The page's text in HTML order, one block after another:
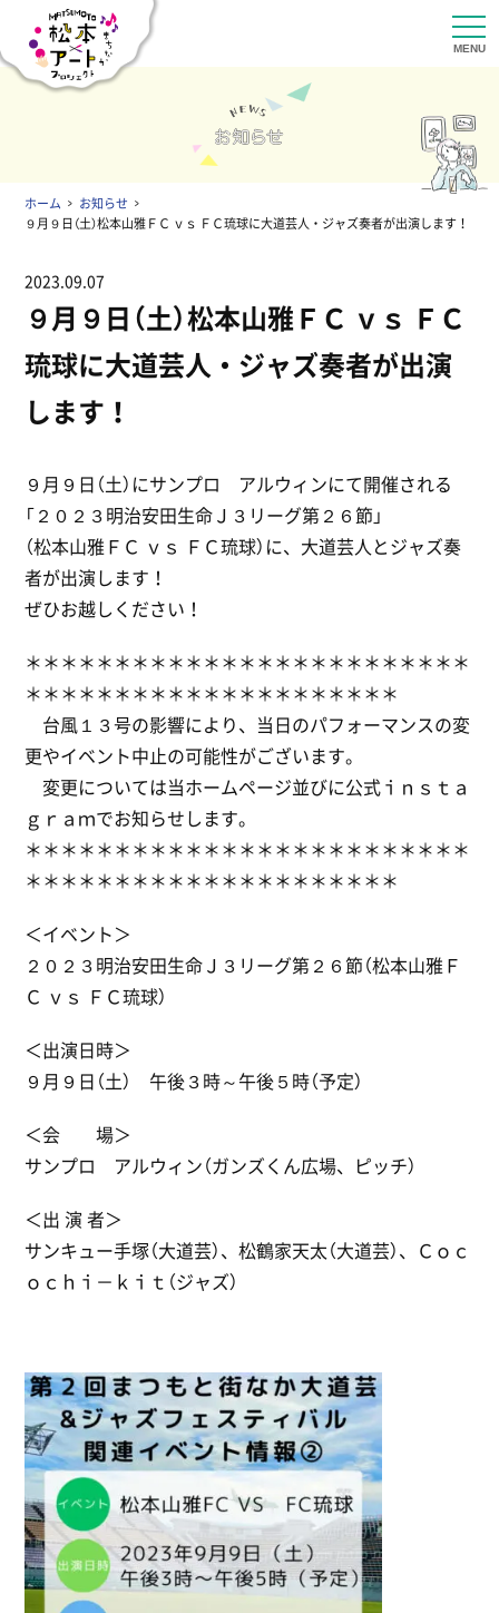
ホーム
お知らせ
９月９日（土）松本山雅ＦＣ ｖｓ ＦＣ琉球に大道芸人・ジャズ奏者が出演します！
2023.09.07
９月９日（土）松本山雅ＦＣ ｖｓ ＦＣ
琉球に大道芸人・ジャズ奏者が出演
します！
９月９日（土）にサンプロ アルウィンにて開催される
「２０２３明治安田生命Ｊ３リーグ第２６節」
（松本山雅ＦＣ ｖｓ ＦＣ琉球）に、大道芸人とジャズ奏
者が出演します！
ぜひお越しください！
＊＊＊＊＊＊＊＊＊＊＊＊＊＊＊＊＊＊＊＊＊＊＊＊＊
＊＊＊＊＊＊＊＊＊＊＊＊＊＊＊＊＊＊＊＊＊
台風１３号の影響により、当日のパフォーマンスの変
更やイベント中止の可能性がございます。
変更については当ホームページ並びに公式ｉｎｓｔａ
ｇｒａｍでお知らせします。
＊＊＊＊＊＊＊＊＊＊＊＊＊＊＊＊＊＊＊＊＊＊＊＊＊
＊＊＊＊＊＊＊＊＊＊＊＊＊＊＊＊＊＊＊＊＊
＜イベント＞
２０２３明治安田生命Ｊ３リーグ第２６節（松本山雅Ｆ
Ｃ ｖｓ ＦＣ琉球）
＜出演日時＞
９月９日（土） 午後３時～午後５時（予定）
＜会 場＞
サンプロ アルウィン（ガンズくん広場、ピッチ）
＜出 演 者＞
サンキュー手塚（大道芸）、松鶴家天太（大道芸）、Ｃｏｃ
ｏｃｈｉ－ｋｉｔ（ジャズ）